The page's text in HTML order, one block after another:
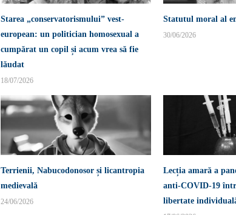
Starea „conservatorismului” vest-
european: un politician homosexual a
cumpărat un copil și acum vrea să fie
lăudat
18/07/2026
Statutul moral al
30/06/2026
Terrienii, Nabucodonosor și licantropia
medievală
24/06/2026
Lecția amară a
anti-COVID-19
libertate